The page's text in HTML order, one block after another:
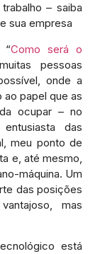
– saiba
sua empresa
“Como será o
pessoas
onde a
papel que as
ocupar – no
das
meu ponto de
e, até mesmo,
máquina. Um
das posições
mas
está